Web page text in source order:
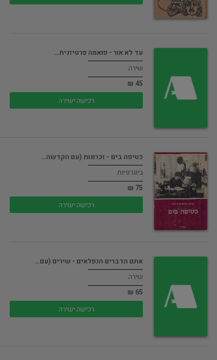
עד לא אור - פואמה פרטיזנית…
שירה
45 ₪
רכישה ישירה
כטיפה בים - זכרונות (עם הקדשה…
ביוגרפיות
75 ₪
רכישה ישירה
אתם הדברים הנפלאים - שירים (עם…
שירה
65 ₪
רכישה ישירה